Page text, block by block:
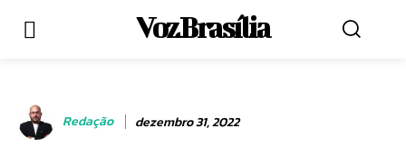
Voz Brasília
Redação dezembro 31, 2022